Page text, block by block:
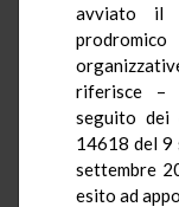
avviato il
riferisce –
seguito dei
14618 del 9
settembre
esito ad